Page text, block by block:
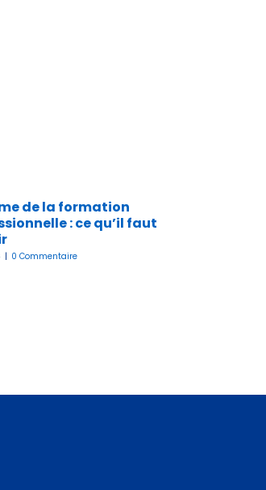
de la formation
: ce qu’il faut
| 0 Commentaire